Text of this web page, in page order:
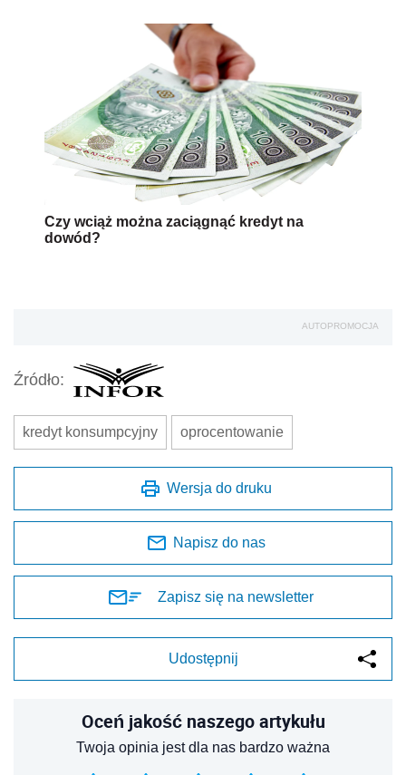
Czy wciąż można zaciągnąć kredyt na
dowód?
AUTOPROMOCJA
Źródło:
kredyt konsumpcyjny oprocentowanie
Wersja do druku
Napisz do nas
Zapisz się na newsletter
Udostępnij
Oceń jakość naszego artykułu
Twoja opinia jest dla nas bardzo ważna